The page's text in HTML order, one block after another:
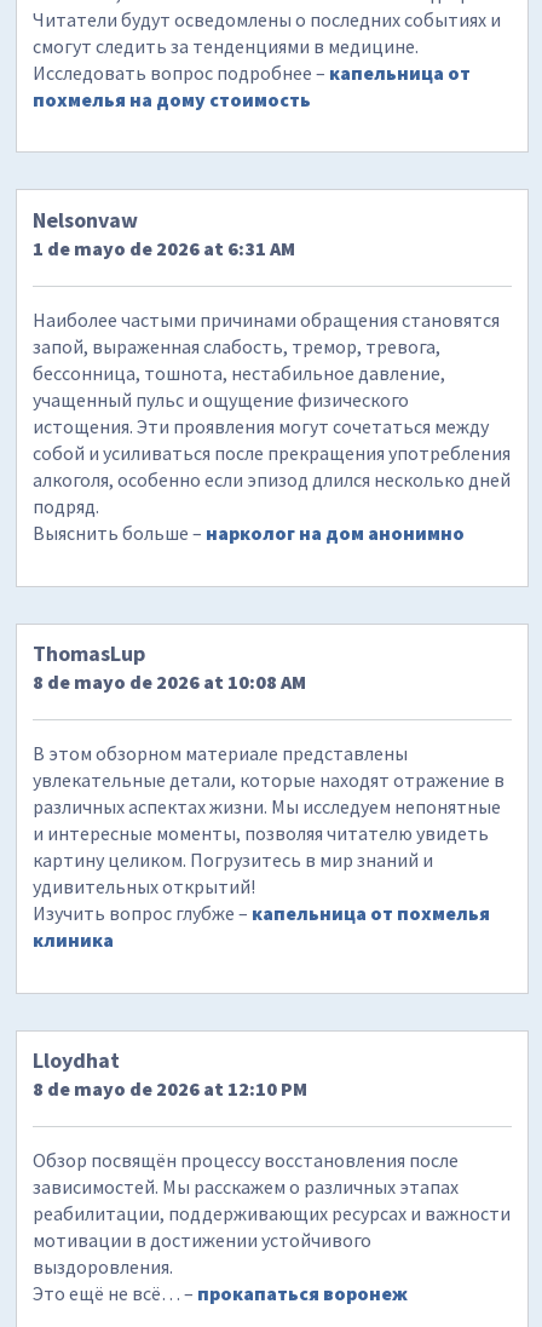
Читатели будут осведомлены о последних событиях и
смогут следить за тенденциями в медицине.
Исследовать вопрос подробнее – капельница от
похмелья на дому стоимость
Nelsonvaw
1 de mayo de 2026 at 6:31 AM
Наиболее частыми причинами обращения становятся
запой, выраженная слабость, тремор, тревога,
бессонница, тошнота, нестабильное давление,
учащенный пульс и ощущение физического
истощения. Эти проявления могут сочетаться между
собой и усиливаться после прекращения употребления
алкоголя, особенно если эпизод длился несколько дней
подряд.
Выяснить больше – нарколог на дом анонимно
ThomasLup
8 de mayo de 2026 at 10:08 AM
В этом обзорном материале представлены
увлекательные детали, которые находят отражение в
различных аспектах жизни. Мы исследуем непонятные
и интересные моменты, позволяя читателю увидеть
картину целиком. Погрузитесь в мир знаний и
удивительных открытий!
Изучить вопрос глубже – капельница от похмелья
клиника
Lloydhat
8 de mayo de 2026 at 12:10 PM
Обзор посвящён процессу восстановления после
зависимостей. Мы расскажем о различных этапах
реабилитации, поддерживающих ресурсах и важности
мотивации в достижении устойчивого
выздоровления.
Это ещё не всё… – прокапаться воронеж